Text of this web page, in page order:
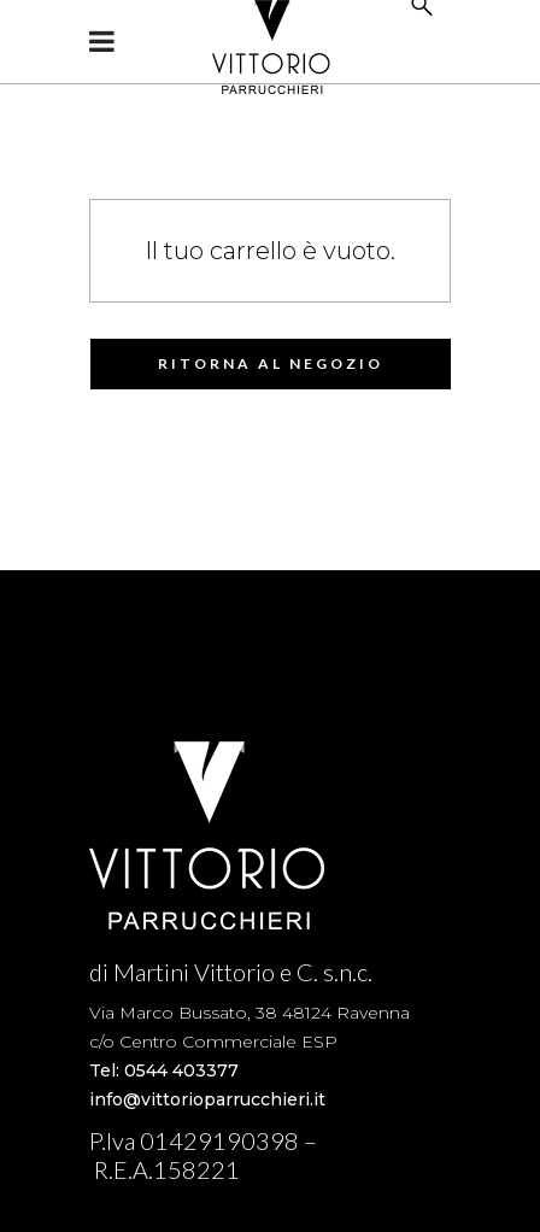
Il tuo carrello è vuoto.
RITORNA AL NEGOZIO
di Martini Vittorio e C. s.n.c.
Via Marco Bussato, 38 48124 Ravenna
c/o Centro Commerciale ESP
Tel: 0544 403377
info@vittorioparrucchieri.it
P.Iva 01429190398 –
R.E.A.158221